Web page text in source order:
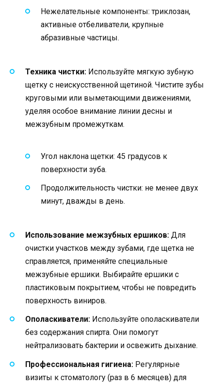
Нежелательные компоненты: триклозан,
активные отбеливатели, крупные
абразивные частицы.
Техника чистки: Используйте мягкую зубную
щетку с неискусственной щетиной. Чистите зубы
круговыми или выметающими движениями,
уделяя особое внимание линии десны и
межзубным промежуткам.
Угол наклона щетки: 45 градусов к
поверхности зуба.
Продолжительность чистки: не менее двух
минут, дважды в день.
Использование межзубных ершиков: Для
очистки участков между зубами, где щетка не
справляется, применяйте специальные
межзубные ершики. Выбирайте ершики с
пластиковым покрытием, чтобы не повредить
поверхность виниров.
Ополаскиватели: Используйте ополаскиватели
без содержания спирта. Они помогут
нейтрализовать бактерии и освежить дыхание.
Профессиональная гигиена: Регулярные
визиты к стоматологу (раз в 6 месяцев) для